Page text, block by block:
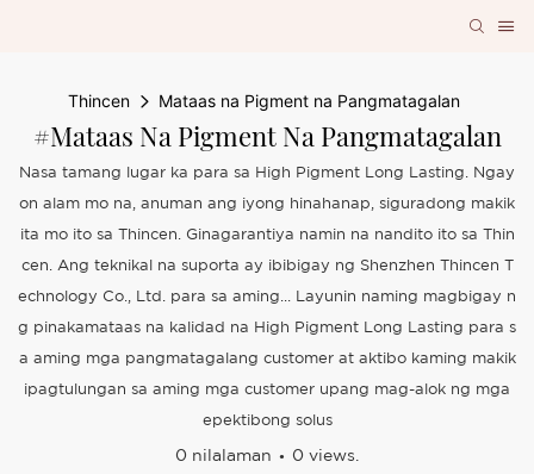
Thincen Mataas na Pigment na Pangmatagalan
#Mataas Na Pigment Na Pangmatagalan
Nasa tamang lugar ka para sa High Pigment Long Lasting. Ngay
on alam mo na, anuman ang iyong hinahanap, siguradong makik
ita mo ito sa Thincen. Ginagarantiya namin na nandito ito sa Thin
cen. Ang teknikal na suporta ay ibibigay ng Shenzhen Thincen T
echnology Co., Ltd. para sa aming... Layunin naming magbigay n
g pinakamataas na kalidad na High Pigment Long Lasting para s
a aming mga pangmatagalang customer at aktibo kaming makik
ipagtulungan sa aming mga customer upang mag-alok ng mga
epektibong solus
0 nilalaman 0 views.